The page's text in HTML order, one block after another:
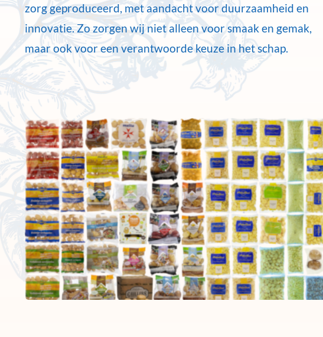
zorg geproduceerd, met aandacht voor duurzaamheid en
innovatie. Zo zorgen wij niet alleen voor smaak en gemak,
maar ook voor een verantwoorde keuze in het schap.